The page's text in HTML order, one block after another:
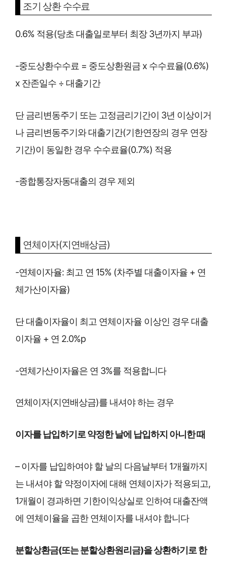
조기 상환 수수료
0.6% 적용(당초 대출일로부터 최장 3년까지 부과)
-중도상환수수료 = 중도상환원금 x 수수료율(0.6%)
x 잔존일수 ÷ 대출기간
단 금리변동주기 또는 고정금리기간이 3년 이상이거
나 금리변동주기와 대출기간(기한연장의 경우 연장
기간)이 동일한 경우 수수료율(0.7%) 적용
-종합통장자동대출의 경우 제외
연체이자(지연배상금)
-연체이자율: 최고 연 15% (차주별 대출이자율 + 연
체가산이자율)
단 대출이자율이 최고 연체이자율 이상인 경우 대출
이자율 + 연 2.0%p
-연체가산이자율은 연 3%를 적용합니다
연체이자(지연배상금)를 내셔야 하는 경우
이자를 납입하기로 약정한 날에 납입하지 아니한 때
– 이자를 납입하여야 할 날의 다음날부터 1개월까지
는 내셔야 할 약정이자에 대해 연체이자가 적용되고,
1개월이 경과하면 기한이익상실로 인하여 대출잔액
에 연체이율을 곱한 연체이자를 내셔야 합니다
분할상환금(또는 분할상환원리금)을 상환하기로 한